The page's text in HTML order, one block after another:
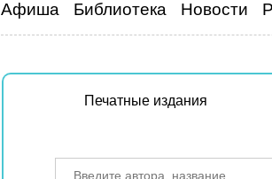
Афиша Библиотека Новости
Печатные издания